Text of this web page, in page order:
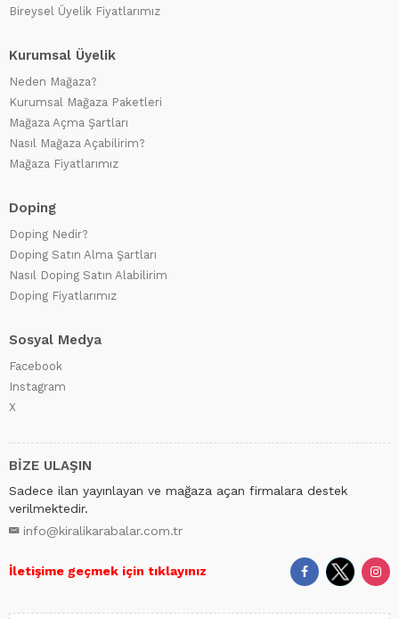
Bireysel Üyelik Fiyatlarımız
Kurumsal Üyelik
Neden Mağaza?
Kurumsal Mağaza Paketleri
Mağaza Açma Şartları
Nasıl Mağaza Açabilirim?
Mağaza Fiyatlarımız
Doping
Doping Nedir?
Doping Satın Alma Şartları
Nasıl Doping Satın Alabilirim
Doping Fiyatlarımız
Sosyal Medya
Facebook
Instagram
X
BİZE ULAŞIN
Sadece ilan yayınlayan ve mağaza açan firmalara destek
verilmektedir.
info@kiralikarabalar.com.tr
İletişime geçmek için tıklayınız